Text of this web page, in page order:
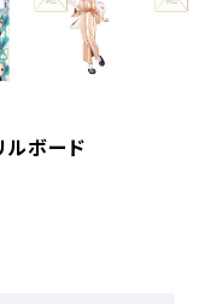
ルボード